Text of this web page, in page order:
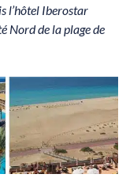
l’hôtel Iberostar
Nord de la plage de